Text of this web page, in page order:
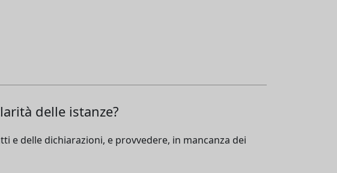
delle istanze?
e delle dichiarazioni, e provvedere, in mancanza dei